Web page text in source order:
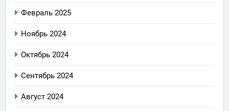
Февраль 2025
Ноябрь 2024
Октябрь 2024
Сентябрь 2024
Август 2024